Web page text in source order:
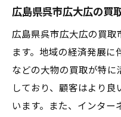
広島県呉市広
買取市場の最
高値で売るた
呉市広大広の
最新トレンド
買取成功のた
広島県呉市広大広の買
広島県呉市広大広の買取
ます。地域の経済発展
などの大物の買取が特に
しており、顧客はより良
います。また、インター